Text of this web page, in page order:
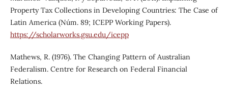
Property Tax Collections in Developing Countries: The Case of
Latin America (Núm. 89; ICEPP Working Papers).
https://scholarworks.gsu.edu/icepp
Mathews, R. (1976). The Changing Pattern of Australian
Federalism. Centre for Research on Federal Financial
Relations.